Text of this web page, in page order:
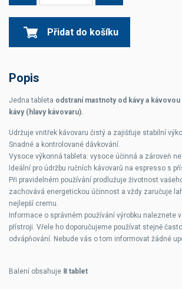
Přidat do košíku
Popis
Jedna tableta odstraní mastnoty od kávy a
kávy (hlavy kávovaru).
Udržuje vnitřek kávovaru čistý a zajišťuje stabilní
Snadné a kontrolované dávkování.
Vysoce výkonná tableta: vysoce účinná a zároveň
Ideální pro údržbu ručních kávovarů na espresso s
Při pravidelném používání prodlužuje životnost
zachovává energetickou účinnost a vždy zaručuje
nejlepší cremu.
Informace o správném používání výrobku naleznete
přístroji. Vřele ho doporučujeme používat stejně
odvápňování. Nebude vás o tom informovat žádné
Balení obsahuje 8 tablet